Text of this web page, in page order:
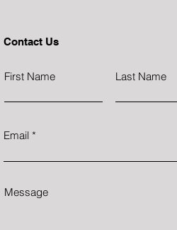
sıcaklığını ve
özellik ile tasarlanan bu
her yıkamada
onu çeşitli uygulamalar
yalıtım ve
gibi şık kışlık
Kumaşı konfor,
anahtarıdır ve el
de dayanıklı olmasını
Contact Us
First Name Last Name
Email
Message